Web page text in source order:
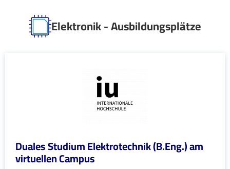
Elektronik - Ausbildungsplätze
Duales Studium Elektrotechnik (B.Eng.) am
virtuellen Campus